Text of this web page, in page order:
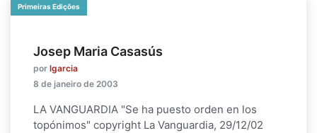
Primeiras Edições
Josep Maria Casasús
por lgarcia
8 de janeiro de 2003
LA VANGUARDIA "Se ha puesto orden en los
topónimos" copyright La Vanguardia, 29/12/02